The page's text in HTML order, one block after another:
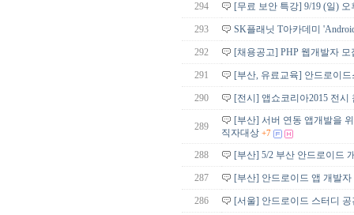
294 [무료 보안 특강] 9/19 (일)
293 SK플래닛 T아카데미
292 [채용공고] PHP 웹개발자 모
291 [부산, 유료교육] 안드로이
290 [전시] 앱쇼코리아2015 전시
289
[부산] 서버 연동 앱개발을
직자대상 +7
288 [부산] 5/2 부산 안드로이드
287 [부산] 안드로이드 앱 개발
286 [서울] 안드로이드 스터디